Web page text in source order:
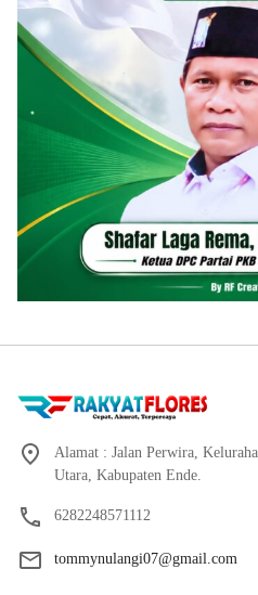
Alamat : Jalan Perwira,
Utara, Kabupaten Ende.
6282248571112
tommynulangi07@gmail.com